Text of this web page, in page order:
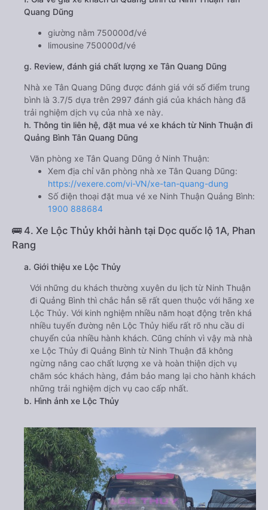
Quang Dũng
giường nằm 750000đ/vé
limousine 750000đ/vé
g. Review, đánh giá chất lượng xe Tân Quang Dũng
Nhà xe Tân Quang Dũng được đánh giá với số điểm trung
bình là 3.7/5 dựa trên 2997 đánh giá của khách hàng đã
trải nghiệm dịch vụ của nhà xe này.
h. Thông tin liên hệ, đặt mua vé xe khách từ Ninh Thuận đi
Quảng Bình Tân Quang Dũng
Văn phòng xe Tân Quang Dũng ở Ninh Thuận:
Xem địa chỉ văn phòng nhà xe Tân Quang Dũng:
https://vexere.com/vi-VN/xe-tan-quang-dung
Số điện thoại đặt mua vé xe Ninh Thuận Quảng Bình:
1900 888684
🚌 4. Xe Lộc Thủy khởi hành tại Dọc quốc lộ 1A, Phan
Rang
a. Giới thiệu xe Lộc Thủy
Với những du khách thường xuyên du lịch từ Ninh Thuận
đi Quảng Bình thì chắc hẳn sẽ rất quen thuộc với hãng xe
Lộc Thủy. Với kinh nghiệm nhiều năm hoạt động trên khá
nhiều tuyến đường nên Lộc Thủy hiểu rất rõ nhu cầu di
chuyển của nhiều hành khách. Cũng chính vì vậy mà nhà
xe Lộc Thủy đi Quảng Bình từ Ninh Thuận đã không
ngừng nâng cao chất lượng xe và hoàn thiện dịch vụ
chăm sóc khách hàng, đảm bảo mang lại cho hành khách
những trải nghiệm dịch vụ cao cấp nhất.
b. Hình ảnh xe Lộc Thủy